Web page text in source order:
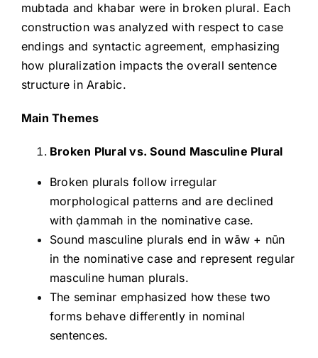
mubtada and khabar were in broken plural. Each
construction was analyzed with respect to case
endings and syntactic agreement, emphasizing
how pluralization impacts the overall sentence
structure in Arabic.
Main Themes
Broken Plural vs. Sound Masculine Plural
Broken plurals follow irregular
morphological patterns and are declined
with ḍammah in the nominative case.
Sound masculine plurals end in wāw + nūn
in the nominative case and represent regular
masculine human plurals.
The seminar emphasized how these two
forms behave differently in nominal
sentences.